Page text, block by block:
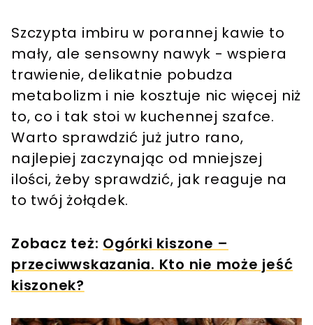
Szczypta imbiru w porannej kawie to
mały, ale sensowny nawyk - wspiera
trawienie, delikatnie pobudza
metabolizm i nie kosztuje nic więcej niż
to, co i tak stoi w kuchennej szafce.
Warto sprawdzić już jutro rano,
najlepiej zaczynając od mniejszej
ilości, żeby sprawdzić, jak reaguje na
to twój żołądek.
Zobacz też: Ogórki kiszone –
przeciwwskazania. Kto nie może jeść
kiszonek?